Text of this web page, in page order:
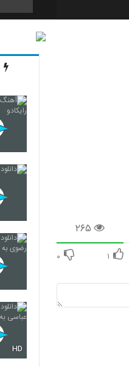
3569
۲۶۵
۱ ۰
HD